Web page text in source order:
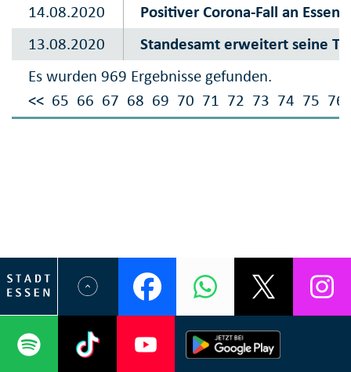
Es wurden 969 Ergebnisse gefunden.
<< 65 66 67 68 69 70 71 72 73 74 75 76
14.08.2020
Positiver Corona-Fall an
13.08.2020
Standesamt erweitert seine